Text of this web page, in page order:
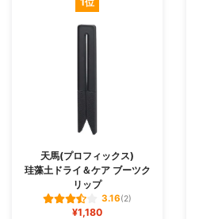
天馬(プロフィックス)
珪藻土ドライ＆ケア ブーツク
リップ
3.16(2)
¥1,180